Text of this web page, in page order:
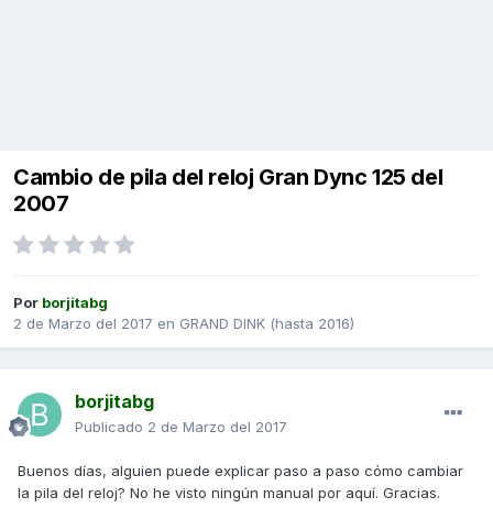
Cambio de pila del reloj Gran Dync 125 del
2007
Por borjitabg
2 de Marzo del 2017 en GRAND DINK (hasta 2016)
borjitabg
Publicado 2 de Marzo del 2017
Buenos días, alguien puede explicar paso a paso cómo cambiar
la pila del reloj? No he visto ningún manual por aquí. Gracias.